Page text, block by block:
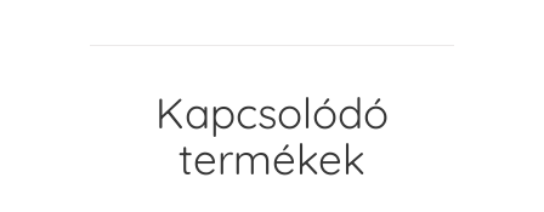
Kapcsolódó
termékek